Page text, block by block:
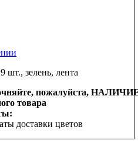
шт., зелень, лента
пожалуйста,
товара